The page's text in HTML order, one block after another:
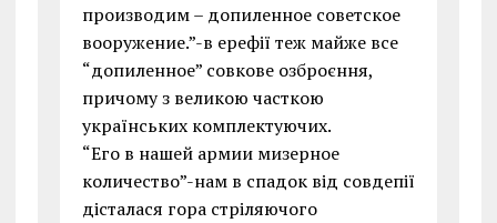
производим – допиленное советское
вооружение.”-в ерефії теж майже все
“допиленное” совкове озброєння,
причому з великою часткою
українських комплектуючих.
“Его в нашей армии мизерное
количество”-нам в спадок від совдепії
дісталася гора стріляючого